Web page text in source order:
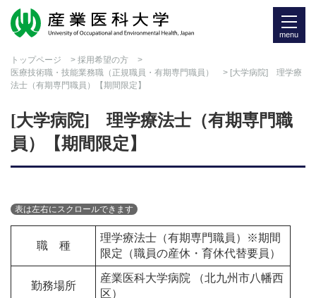
menu
トップページ > 採用希望の方
>
医療技術職・技能業務職（正規職員・有期専門職員）
> [大学病院] 理学療
法士（有期専門職員）【期間限定】
[大学病院] 理学療法士（有期専門職
員）【期間限定】
職 種
理学療法士（有期専門職員）※期間
限定（職員の産休・育休代替要員）
勤務場所
産業医科大学病院 （北九州市八幡西
区）